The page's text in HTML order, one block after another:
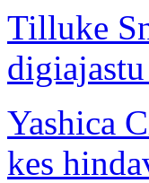
Tilluke
Yashica
kes